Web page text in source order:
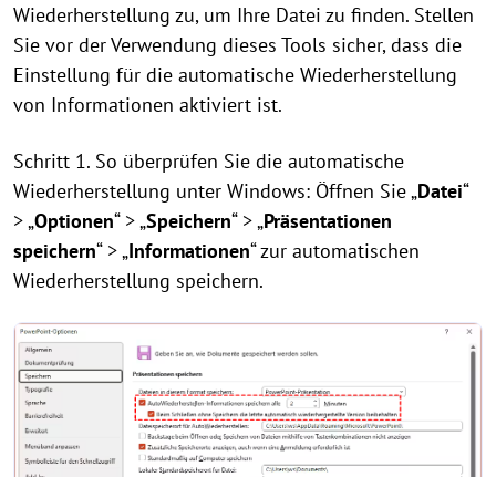
Wiederherstellung zu, um Ihre Datei zu finden. Stellen
Sie vor der Verwendung dieses Tools sicher, dass die
Einstellung für die automatische Wiederherstellung
von Informationen aktiviert ist.
Schritt 1. So überprüfen Sie die automatische
Wiederherstellung unter Windows: Öffnen Sie „Datei“
> „Optionen“ > „Speichern“ > „Präsentationen
speichern“ > „Informationen“ zur automatischen
Wiederherstellung speichern.